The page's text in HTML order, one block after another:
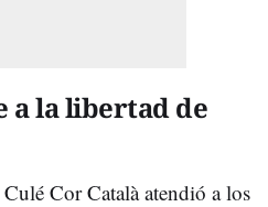
a la libertad de
Cor Català atendió a los